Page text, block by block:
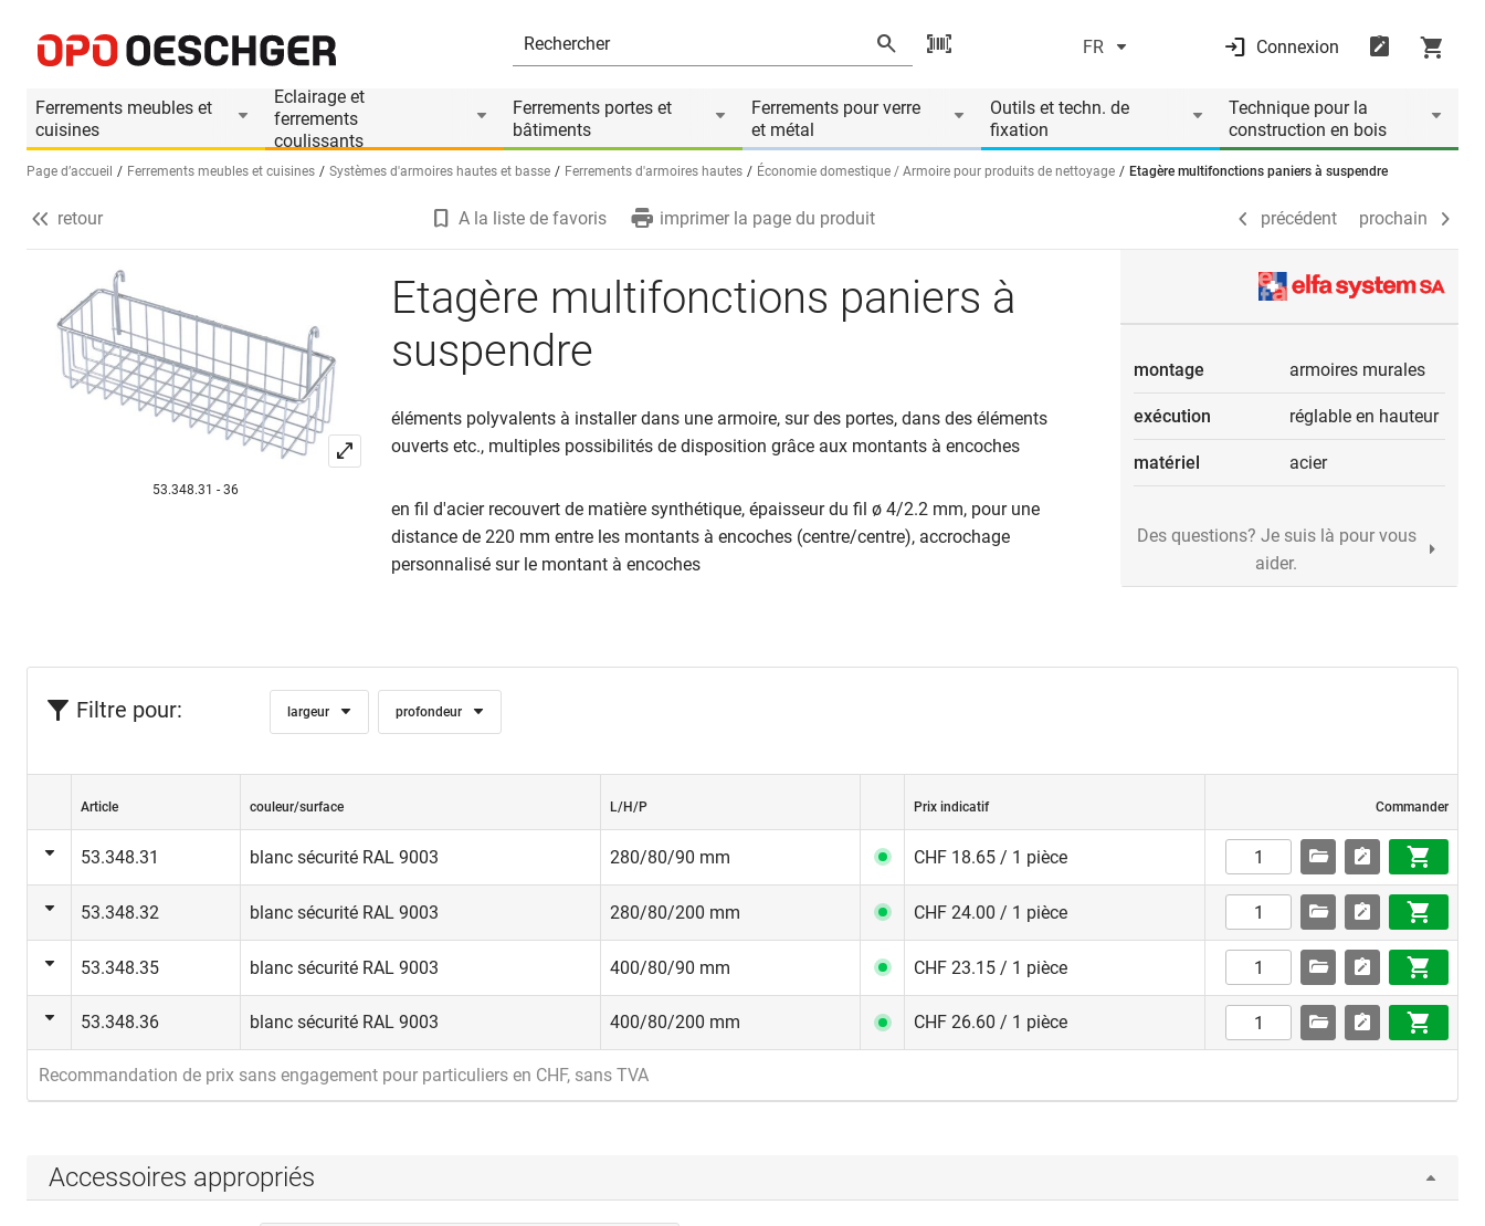
FR Connexion
Ferrements meubles et
cuisines
Eclairage et
ferrements
coulissants
Ferrements portes et
bâtiments
Ferrements pour verre
et métal
Outils et techn. de
fixation
Technique pour la
construction en bois
Sélectionnez une langue (FR)
Page d’accueil Ferrements meubles et cuisines Systèmes d'armoires hautes et basse Ferrements d'armoires hautes Économie domestique / Armoire pour produits de nettoyage Etagère multifonctions paniers à suspendre
Informations produit
Accessoires appropriés Le produit est accessoire de précédent prochain
retour A la liste de favoris imprimer la page du produit précédent prochain
53.348.31 - 36
Etagère multifonctions paniers à
suspendre
éléments polyvalents à installer dans une armoire, sur des portes, dans des éléments
ouverts etc., multiples possibilités de disposition grâce aux montants à encoches
en fil d'acier recouvert de matière synthétique, épaisseur du fil ø 4/2.2 mm, pour une
distance de 220 mm entre les montants à encoches (centre/centre), accrochage
personnalisé sur le montant à encoches
montage armoires murales
exécution réglable en hauteur
matériel acier
Des questions? Je suis là pour vous
aider.
Filtre pour: largeur profondeur
Article couleur/surface L/H/P Prix indicatif Commander
53.348.31 blanc sécurité RAL 9003 280/80/90 mm CHF 18.65 / 1 pièce
53.348.32 blanc sécurité RAL 9003 280/80/200 mm CHF 24.00 / 1 pièce
53.348.35 blanc sécurité RAL 9003 400/80/90 mm CHF 23.15 / 1 pièce
53.348.36 blanc sécurité RAL 9003 400/80/200 mm CHF 26.60 / 1 pièce
Recommandation de prix sans engagement pour particuliers en CHF, sans TVA
Accessoires appropriés